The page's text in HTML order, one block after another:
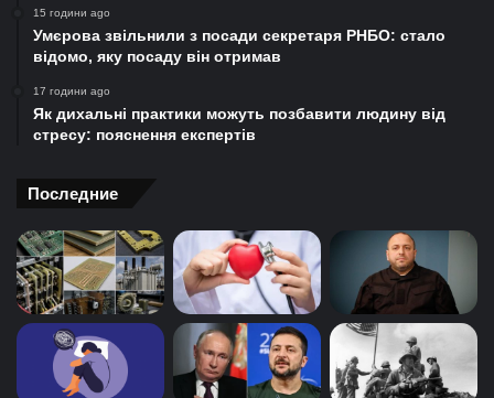
15 години ago
Умєрова звільнили з посади секретаря РНБО: стало
відомо, яку посаду він отримав
17 години ago
Як дихальні практики можуть позбавити людину від
стресу: пояснення експертів
Последние